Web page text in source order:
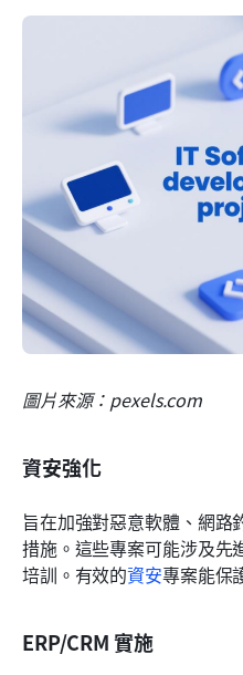
圖片來源：pexels.com
資安強化
旨在加強對惡意軟體、網
措施。這些專案可能涉及先
培訓。有效的資安專案能保
ERP/CRM 實施